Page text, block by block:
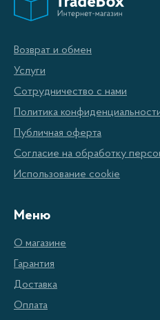
Особенности
Надежное
материалов.
Разнообразие
цветовых гамм.
Продуманные
Простота и легкость
Наш ассортимент
Наша компания
Возврат и обмен
Услуги
Сотрудничество с нами
Политика
Публичная оферта
Согласие на обработку
Использование cookie
Меню
О магазине
Гарантия
Доставка
Оплата